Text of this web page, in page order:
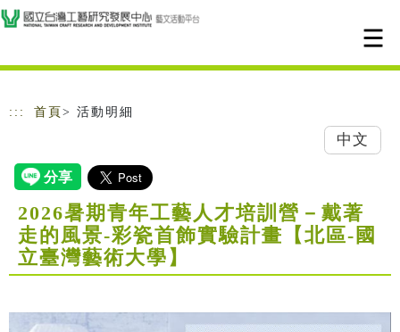
跳到主要內容
網站導覽
::: 首頁 > 活動明細
中文
2026暑期青年工藝人才培訓營－戴著
走的風景-彩瓷首飾實驗計畫【北區-國
立臺灣藝術大學】